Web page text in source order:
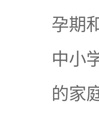
孕期
中小
的家